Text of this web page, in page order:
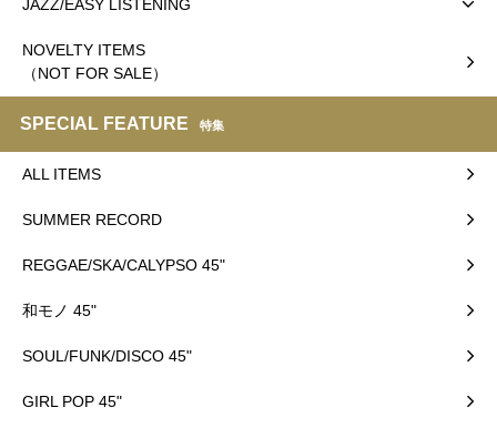
JAZZ/EASY LISTENING
NOVELTY ITEMS
（NOT FOR SALE）
SPECIAL FEATURE 特集
ALL ITEMS
SUMMER RECORD
REGGAE/SKA/CALYPSO 45"
和モノ 45"
SOUL/FUNK/DISCO 45"
GIRL POP 45"